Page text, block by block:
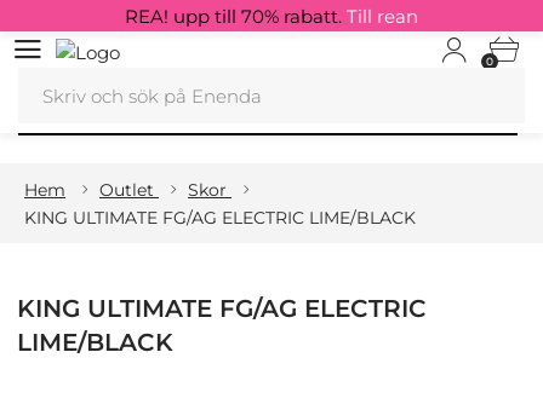
0
REA! upp till 70% rabatt. Till rean
Hem Outlet
Skor
KING ULTIMATE FG/AG ELECTRIC LIME/BLACK
KING ULTIMATE FG/AG ELECTRIC
LIME/BLACK